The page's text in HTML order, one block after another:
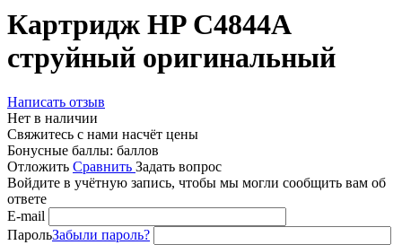
Картридж HP C4844A
струйный оригинальный
Написать отзыв
Нет в наличии
Свяжитесь с нами насчёт цены
Бонусные баллы: баллов
Отложить Сравнить Задать вопрос
Войдите в учётную запись, чтобы мы могли сообщить вам об
ответе
E-mail
ПарольЗабыли пароль?